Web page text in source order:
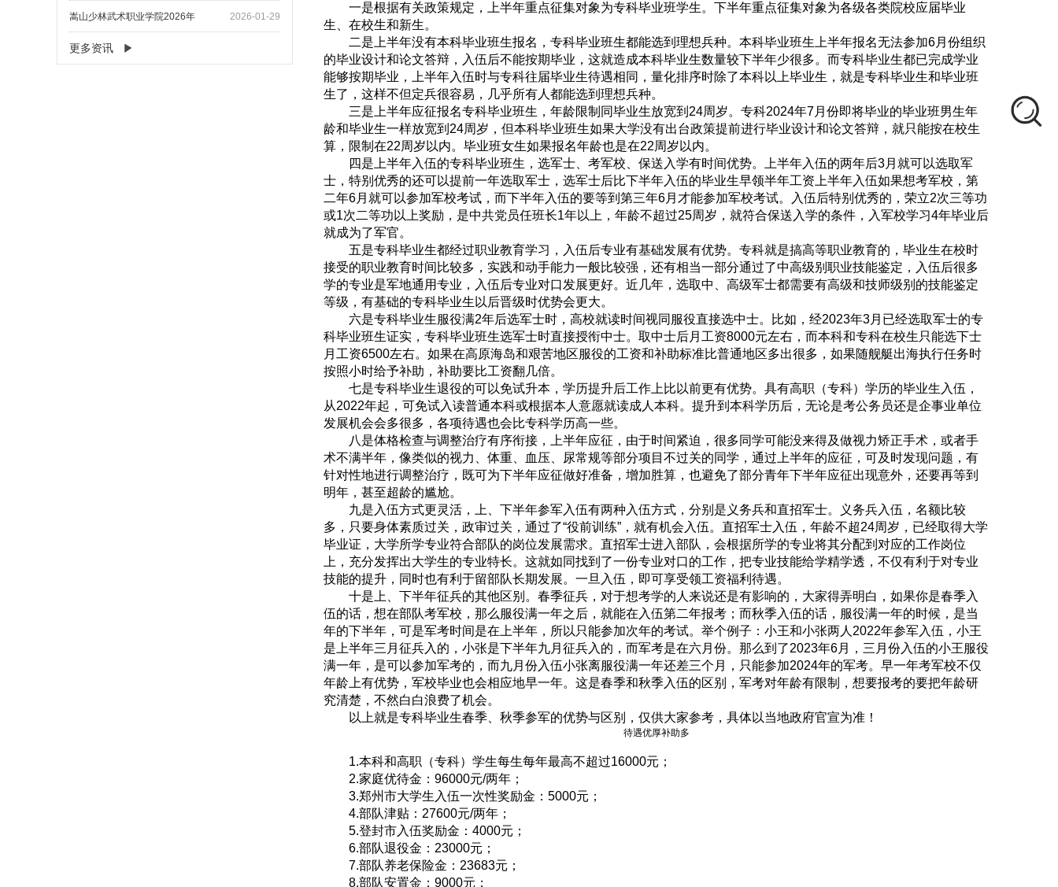
2026-01-29
嵩山少林武术职业学院2026年
更多资讯
一是根据有关政策规定，上半年重点征集对象为专科毕业班学生。下半年重点征集对象为各级各类院校应届毕业
生、在校生和新生。
二是上半年没有本科毕业班生报名，专科毕业班生都能选到理想兵种。本科毕业班生上半年报名无法参加6月份组织
的毕业设计和论文答辩，入伍后不能按期毕业，这就造成本科毕业生数量较下半年少很多。而专科毕业生都已完成学业
能够按期毕业，上半年入伍时与专科往届毕业生待遇相同，量化排序时除了本科以上毕业生，就是专科毕业生和毕业班
生了，这样不但定兵很容易，几乎所有人都能选到理想兵种。
三是上半年应征报名专科毕业班生，年龄限制同毕业生放宽到24周岁。专科2024年7月份即将毕业的毕业班男生年
龄和毕业生一样放宽到24周岁，但本科毕业班生如果大学没有出台政策提前进行毕业设计和论文答辩，就只能按在校生
算，限制在22周岁以内。毕业班女生如果报名年龄也是在22周岁以内。
四是上半年入伍的专科毕业班生，选军士、考军校、保送入学有时间优势。上半年入伍的两年后3月就可以选取军
士，特别优秀的还可以提前一年选取军士，选军士后比下半年入伍的毕业生早领半年工资上半年入伍如果想考军校，第
二年6月就可以参加军校考试，而下半年入伍的要等到第三年6月才能参加军校考试。入伍后特别优秀的，荣立2次三等功
或1次二等功以上奖励，是中共党员任班长1年以上，年龄不超过25周岁，就符合保送入学的条件，入军校学习4年毕业后
就成为了军官。
五是专科毕业生都经过职业教育学习，入伍后专业有基础发展有优势。专科就是搞高等职业教育的，毕业生在校时
接受的职业教育时间比较多，实践和动手能力一般比较强，还有相当一部分通过了中高级别职业技能鉴定，入伍后很多
学的专业是军地通用专业，入伍后专业对口发展更好。近几年，选取中、高级军士都需要有高级和技师级别的技能鉴定
等级，有基础的专科毕业生以后晋级时优势会更大。
六是专科毕业生服役满2年后选军士时，高校就读时间视同服役直接选中士。比如，经2023年3月已经选取军士的专
科毕业班生证实，专科毕业班生选军士时直接授衔中士。取中士后月工资8000元左右，而本科和专科在校生只能选下士
月工资6500左右。如果在高原海岛和艰苦地区服役的工资和补助标准比普通地区多出很多，如果随舰艇出海执行任务时
按照小时给予补助，补助要比工资翻几倍。
七是专科毕业生退役的可以免试升本，学历提升后工作上比以前更有优势。具有高职（专科）学历的毕业生入伍，
从2022年起，可免试入读普通本科或根据本人意愿就读成人本科。提升到本科学历后，无论是考公务员还是企事业单位
发展机会会多很多，各项待遇也会比专科学历高一些。
八是体格检查与调整治疗有序衔接，上半年应征，由于时间紧迫，很多同学可能没来得及做视力矫正手术，或者手
术不满半年，像类似的视力、体重、血压、尿常规等部分项目不过关的同学，通过上半年的应征，可及时发现问题，有
针对性地进行调整治疗，既可为下半年应征做好准备，增加胜算，也避免了部分青年下半年应征出现意外，还要再等到
明年，甚至超龄的尴尬。
九是入伍方式更灵活，上、下半年参军入伍有两种入伍方式，分别是义务兵和直招军士。义务兵入伍，名额比较
多，只要身体素质过关，政审过关，通过了“役前训练”，就有机会入伍。直招军士入伍，年龄不超24周岁，已经取得大学
毕业证，大学所学专业符合部队的岗位发展需求。直招军士进入部队，会根据所学的专业将其分配到对应的工作岗位
上，充分发挥出大学生的专业特长。这就如同找到了一份专业对口的工作，把专业技能给学精学透，不仅有利于对专业
技能的提升，同时也有利于留部队长期发展。一旦入伍，即可享受领工资福利待遇。
十是上、下半年征兵的其他区别。春季征兵，对于想考学的人来说还是有影响的，大家得弄明白，如果你是春季入
伍的话，想在部队考军校，那么服役满一年之后，就能在入伍第二年报考；而秋季入伍的话，服役满一年的时候，是当
年的下半年，可是军考时间是在上半年，所以只能参加次年的考试。举个例子：小王和小张两人2022年参军入伍，小王
是上半年三月征兵入的，小张是下半年九月征兵入的，而军考是在六月份。那么到了2023年6月，三月份入伍的小王服役
满一年，是可以参加军考的，而九月份入伍小张离服役满一年还差三个月，只能参加2024年的军考。早一年考军校不仅
年龄上有优势，军校毕业也会相应地早一年。这是春季和秋季入伍的区别，军考对年龄有限制，想要报考的要把年龄研
究清楚，不然白白浪费了机会。
以上就是专科毕业生春季、秋季参军的优势与区别，仅供大家参考，具体以当地政府官宣为准！
待遇优厚补助多
1.本科和高职（专科）学生每生每年最高不超过16000元；
2.家庭优待金：96000元/两年；
3.郑州市大学生入伍一次性奖励金：5000元；
4.部队津贴：27600元/两年；
5.登封市入伍奖励金：4000元；
6.部队退役金：23000元；
7.部队养老保险金：23683元；
8.部队安置金：9000元；